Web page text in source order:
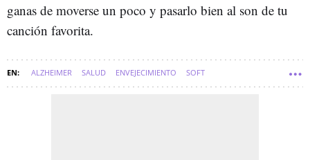
ganas de moverse un poco y pasarlo bien al son de tu
canción favorita.
ALZHEIMER SALUD ENVEJECIMIENTO SOFT